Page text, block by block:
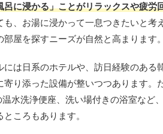
呂に浸かる」ことがリラックスや疲労
も、お湯に浸かって一息つきたいと考
屋を探すニーズが自然と高まります。
には日系のホテルや、訪日経験のある
寄り添った設備が整いつつあります。
水洗浄便座、洗い場付きの浴室など
ころもあります。